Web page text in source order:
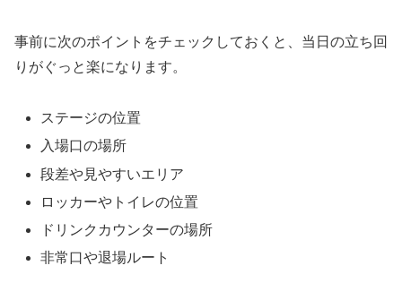
事前に次のポイントをチェックしておくと、当日の立ち回
りがぐっと楽になります。
ステージの位置
入場口の場所
段差や見やすいエリア
ロッカーやトイレの位置
ドリンクカウンターの場所
非常口や退場ルート